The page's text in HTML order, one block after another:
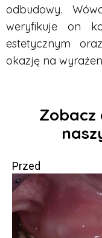
odbudowy.
weryfikuje on
estetycznym
okazję na
Zobacz
Przed